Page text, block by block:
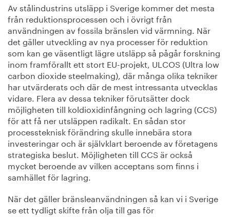
Av stålindustrins utsläpp i Sverige kommer det mesta
från reduktionsprocessen och i övrigt från
användningen av fossila bränslen vid värmning. När
det gäller utveckling av nya processer för reduktion
som kan ge väsentligt lägre utsläpp så pågår forskning
inom framförallt ett stort EU-projekt, ULCOS (Ultra low
carbon dioxide steelmaking), där många olika tekniker
har utvärderats och där de mest intressanta utvecklas
vidare. Flera av dessa tekniker förutsätter dock
möjligheten till koldioxidinfångning och lagring (CCS)
för att få ner utsläppen radikalt. En sådan stor
processteknisk förändring skulle innebära stora
investeringar och är självklart beroende av företagens
strategiska beslut. Möjligheten till CCS är också
mycket beroende av vilken acceptans som finns i
samhället för lagring.
När det gäller bränsleanvändningen så kan vi i Sverige
se ett tydligt skifte från olja till gas för